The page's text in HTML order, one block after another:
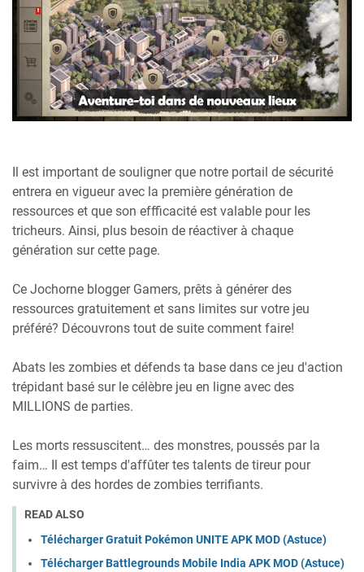
Il est important de souligner que notre portail de sécurité
entrera en vigueur avec la première génération de
ressources et que son effficacité est valable pour les
tricheurs. Ainsi, plus besoin de réactiver à chaque
génération sur cette page.
Ce Jochorne blogger Gamers, prêts à générer des
ressources gratuitement et sans limites sur votre jeu
préféré? Découvrons tout de suite comment faire!
Abats les zombies et défends ta base dans ce jeu d'action
trépidant basé sur le célèbre jeu en ligne avec des
MILLIONS de parties.
Les morts ressuscitent… des monstres, poussés par la
faim… Il est temps d'affûter tes talents de tireur pour
survivre à des hordes de zombies terrifiants.
READ ALSO
Télécharger Gratuit Pokémon UNITE APK MOD (Astuce)
Télécharger Battlegrounds Mobile India APK MOD (Astuce)